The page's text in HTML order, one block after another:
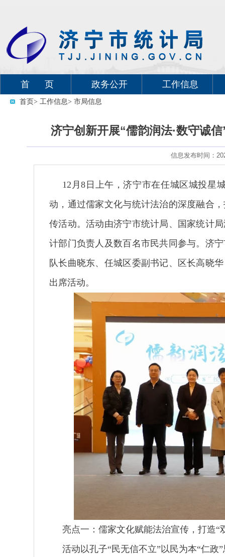
首 页 政务公开 工作信息
首页> 工作信息> 市局信息
济宁创新开展“儒韵润法·数守诚
信息发布时间：
12月8日上午，济宁市在任城区城投星
动，通过儒家文化与统计法治的深度融合
传活动。活动由济宁市统计局、国家统计
计部门负责人及数百名市民共同参与。济
队长曲晓东、任城区委副书记、区长高晓
出席活动。
亮点一：儒家文化赋能法治宣传，打造“
活动以孔子“民无信不立”以民为本“仁政